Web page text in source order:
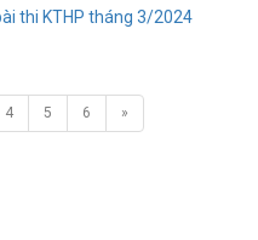
thi KTHP tháng 3/2024
4 5 6 »